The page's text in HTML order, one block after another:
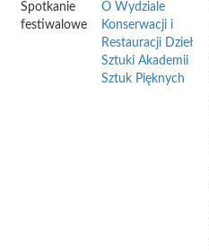
Spotkanie
festiwalowe
O Wydziale
Konserwacji i
Restauracji Dzieł
Sztuki Akademii
Sztuk Pięknych